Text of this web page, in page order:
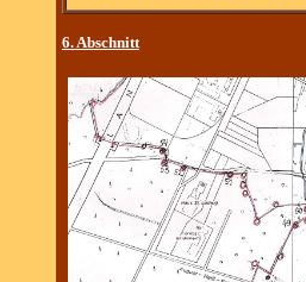
6. Abschnitt